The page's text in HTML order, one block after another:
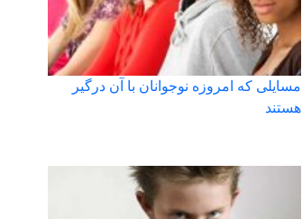
مسایلی که امروزه نوجوانان با آن درگیر
هستند